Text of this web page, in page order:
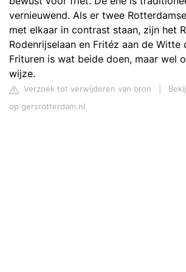
vernieuwend. Als er twee
met elkaar in contrast staan, zijn het
Rodenrijselaan en Fritéz aan de Witte
Frituren is wat beide doen, maar wel
wijze.
Verzoek tot verwijderen van bron
op gersrotterdam.nl